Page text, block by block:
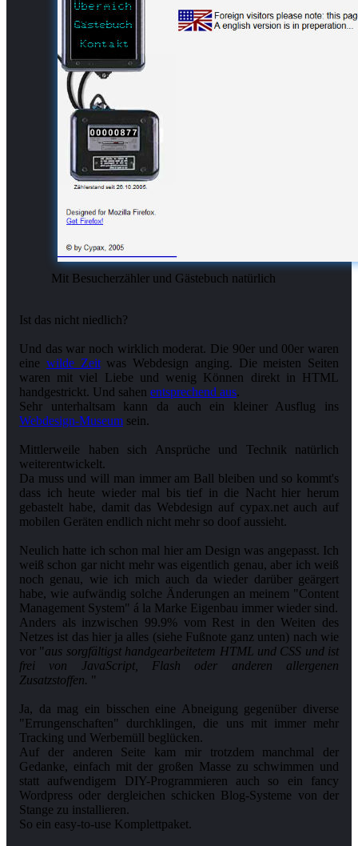
Mit Besucherzähler und Gästebuch natürlich
Ist das nicht niedlich?
Und das war noch wirklich moderat. Die 90er und 00er waren
eine wilde Zeitwas Webdesign anging. Die meisten Seiten
waren mit viel Liebe und wenig Können direkt in HTML
handgestrickt. Und sahen entsprechend aus.
Sehr unterhaltsam kann da auch ein kleiner Ausflug ins
Webdesign-Museum sein.
Mittlerweile haben sich Ansprüche und Technik natürlich
weiterentwickelt.
Da muss und will man immer am Ball bleiben und so kommt's
dass ich heute wieder mal bis tief in die Nacht hier herum
gebastelt habe, damit das Webdesign auf cypax.net auch auf
mobilen Geräten endlich nicht mehr so doof aussieht.
Neulich hatte ich schon mal hier am Design was angepasst. Ich
weiß schon gar nicht mehr was eigentlich genau, aber ich weiß
noch genau, wie ich mich auch da wieder darüber geärgert
habe, wie aufwändig solche Änderungen an meinem "Content
Management System" á la Marke Eigenbau immer wieder sind.
Anders als inzwischen 99.9% vom Rest in den Weiten des
Netzes ist das hier ja alles (siehe Fußnote ganz unten) nach wie
vor "aus sorgfältigst handgearbeitetem HTML und CSS und ist
frei von JavaScript, Flash oder anderen allergenen
Zusatzstoffen. "
Ja, da mag ein bisschen eine Abneigung gegenüber diverse
"Errungenschaften" durchklingen, die uns mit immer mehr
Tracking und Werbemüll beglücken.
Auf der anderen Seite kam mir trotzdem manchmal der
Gedanke, einfach mit der großen Masse zu schwimmen und
statt aufwendigem DIY-Programmieren auch so ein fancy
Wordpress oder dergleichen schicken Blog-Systeme von der
Stange zu installieren.
So ein easy-to-use Komplettpaket.